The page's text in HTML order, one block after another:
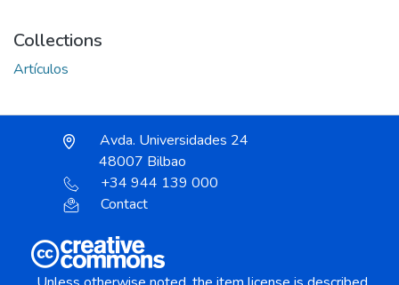
Collections
Artículos
Avda. Universidades 24
48007 Bilbao
+34 944 139 000
Contact